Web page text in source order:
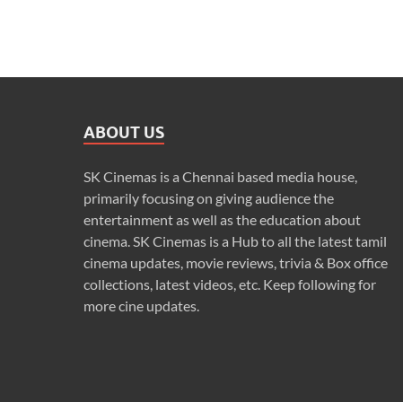
ABOUT US
SK Cinemas is a Chennai based media house,
primarily focusing on giving audience the
entertainment as well as the education about
cinema. SK Cinemas is a Hub to all the latest tamil
cinema updates, movie reviews, trivia & Box office
collections, latest videos, etc. Keep following for
more cine updates.